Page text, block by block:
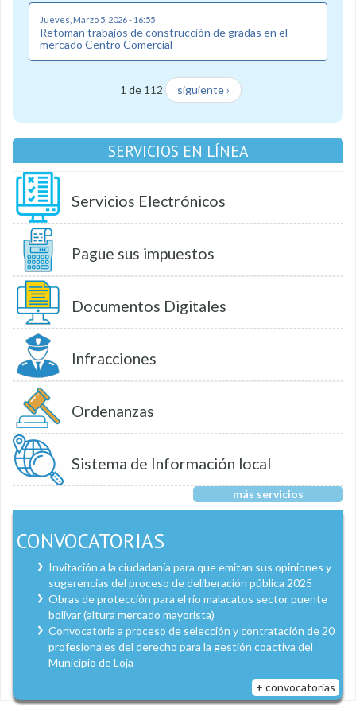
Jueves, Marzo 5, 2026 - 16:55
Retoman trabajos de construcción de gradas en el
mercado Centro Comercial
1 de 112 siguiente ›
SERVICIOS EN LÍNEA
Servicios Electrónicos
Pague sus impuestos
Documentos Digitales
Infracciones
Ordenanzas
Sistema de Información local
más servicios
CONVOCATORIAS
Invitación a la ciudadanía para que emitan sus opiniones y
sugerencias del proceso de deliberación pública 2025
Obras de protección para el río malacatos sector puente
bolívar (altura mercado mayorista)
Convocatoria a proceso de selección y contratación de 20
profesionales del derecho para la gestión coactiva del
Municipio de Loja
+ convocatorias